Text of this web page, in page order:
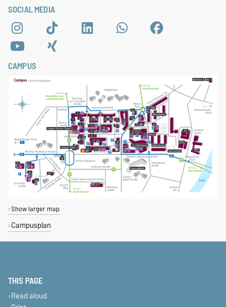
SOCIAL MEDIA
CAMPUS
Show larger map
Campusplan
THIS PAGE
Read aloud